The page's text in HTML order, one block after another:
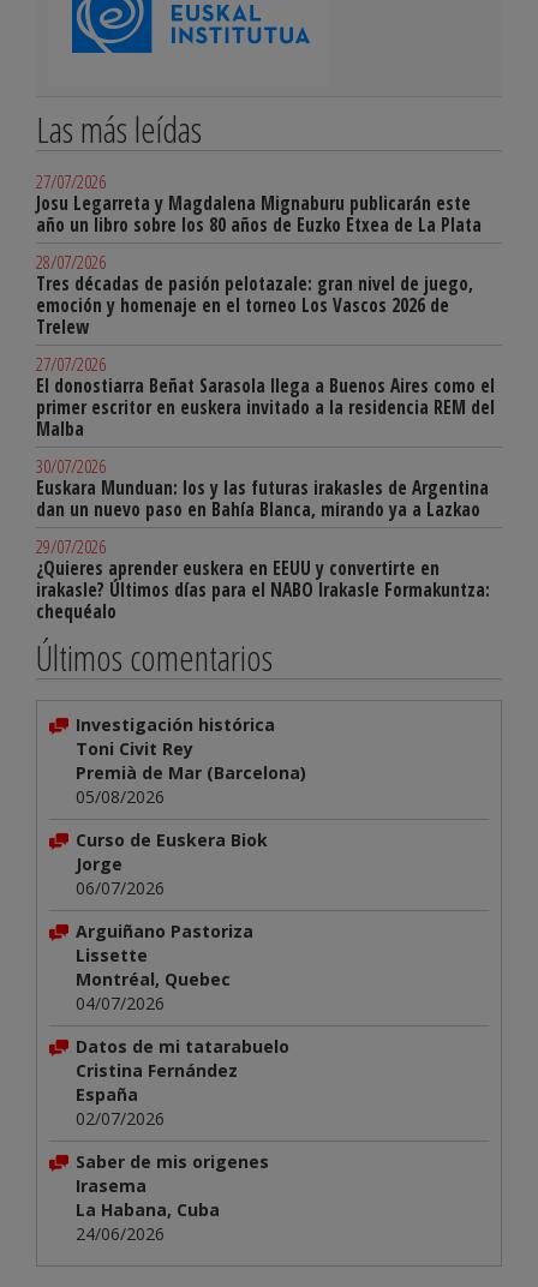
Las más leídas
27/07/2026
Josu Legarreta y Magdalena Mignaburu publicarán este
año un libro sobre los 80 años de Euzko Etxea de La Plata
28/07/2026
Tres décadas de pasión pelotazale: gran nivel de juego,
emoción y homenaje en el torneo Los Vascos 2026 de
Trelew
27/07/2026
El donostiarra Beñat Sarasola llega a Buenos Aires como el
primer escritor en euskera invitado a la residencia REM del
Malba
30/07/2026
Euskara Munduan: los y las futuras irakasles de Argentina
dan un nuevo paso en Bahía Blanca, mirando ya a Lazkao
29/07/2026
¿Quieres aprender euskera en EEUU y convertirte en
irakasle? Últimos días para el NABO Irakasle Formakuntza:
chequéalo
Últimos comentarios
Investigación histórica
Toni Civit Rey
Premià de Mar (Barcelona)
05/08/2026
Curso de Euskera Biok
Jorge
06/07/2026
Arguiñano Pastoriza
Lissette
Montréal, Quebec
04/07/2026
Datos de mi tatarabuelo
Cristina Fernández
España
02/07/2026
Saber de mis origenes
Irasema
La Habana, Cuba
24/06/2026